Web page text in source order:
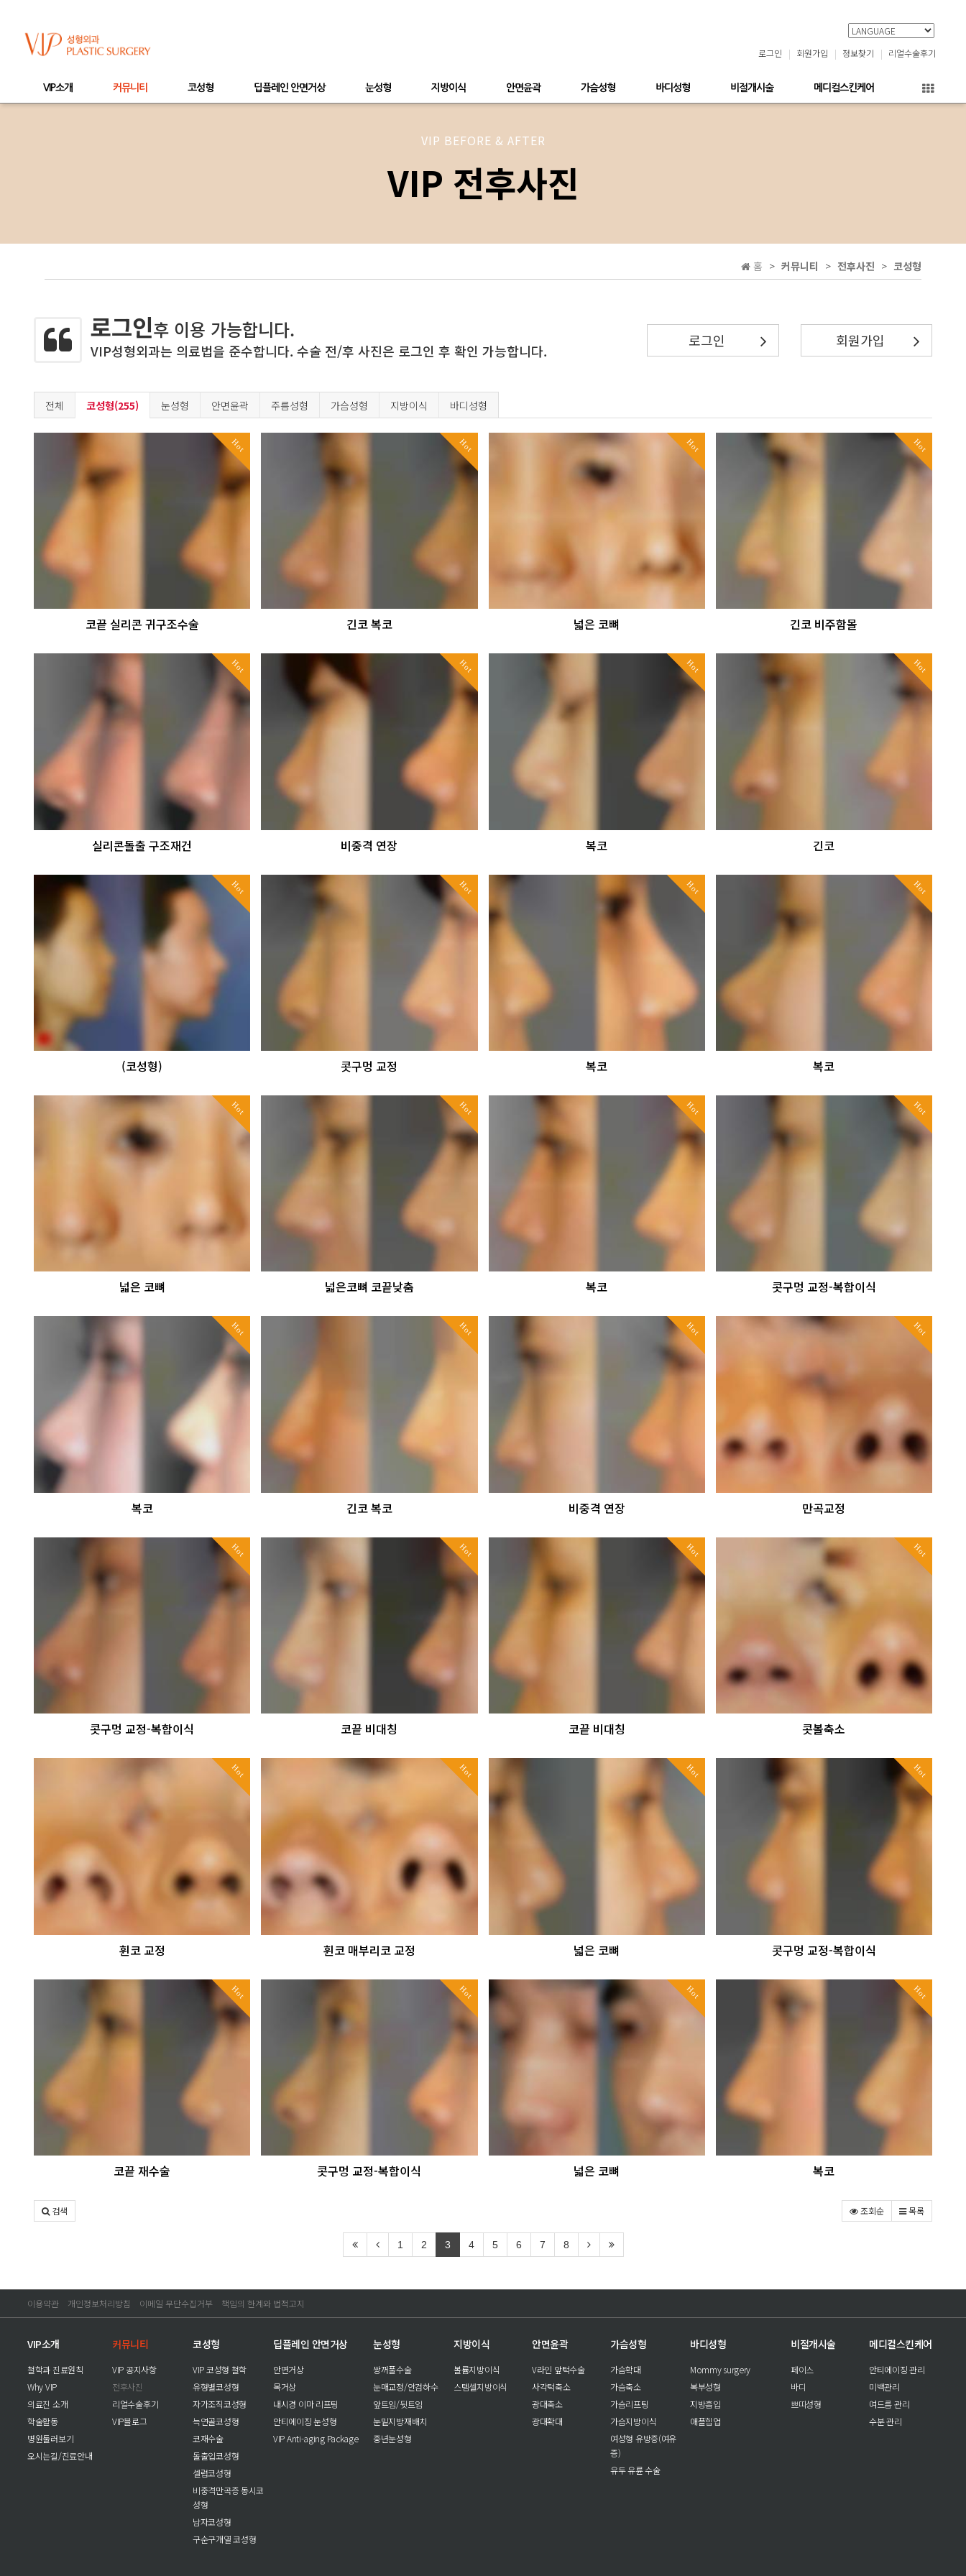
로그인 회원가입 정보찾기 리얼수술후기
VIP소개 커뮤니티 코성형 딥플레인 안면거상 눈성형 지방이식 안면윤곽 가슴성형 바디성형 비절개시술 메디컬스킨케어
VIP BEFORE & AFTER
VIP 전후사진
홈 커뮤니티 전후사진 코성형
로그인후 이용 가능합니다.
VIP성형외과는 의료법을 준수합니다. 수술 전/후 사진은 로그인 후 확인 가능합니다.
로그인 회원가입
전체 코성형(255) 눈성형 안면윤곽 주름성형 가슴성형 지방이식 바디성형
Hot
코끝 실리콘 귀구조수술
Hot
긴코 복코
Hot
넓은 코뼈
Hot
긴코 비주함몰
Hot
실리콘돌출 구조재건
Hot
비중격 연장
Hot
복코
Hot
긴코
Hot
(코성형)
Hot
콧구멍 교정
Hot
복코
Hot
복코
Hot
넓은 코뼈
Hot
넓은코뼈 코끝낮춤
Hot
복코
Hot
콧구멍 교정-복합이식
Hot
복코
Hot
긴코 복코
Hot
비중격 연장
Hot
만곡교정
Hot
콧구멍 교정-복합이식
Hot
코끝 비대칭
Hot
코끝 비대칭
Hot
콧볼축소
Hot
휜코 교정
Hot
휜코 매부리코 교정
Hot
넓은 코뼈
Hot
콧구멍 교정-복합이식
Hot
코끝 재수술
Hot
콧구멍 교정-복합이식
Hot
넓은 코뼈
Hot
복코
조회순 목록
검색
1 2 3 4 5 6 7 8
이용약관 개인정보처리방침 이메일 무단수집거부 책임의 한계와 법적고지
VIP소개
철학과 진료원칙
Why VIP
의료진 소개
학술활동
병원둘러보기
오시는길/진료안내
커뮤니티
VIP 공지사항
전후사진
리얼수술후기
VIP블로그
코성형
VIP 코성형 철학
유형별코성형
자가조직코성형
늑연골코성형
코재수술
돌출입코성형
셀럽코성형
비중격만곡증 동시코
성형
남자코성형
구순구개열 코성형
딥플레인 안면거상
안면거상
목거상
내시경 이마 리프팅
안티에이징 눈성형
VIP Anti-aging Package
눈성형
쌍꺼풀수술
눈매교정/안검하수
앞트임/뒷트임
눈밑지방재배치
중년눈성형
지방이식
볼륨지방이식
스템셀지방이식
안면윤곽
V라인 앞턱수술
사각턱축소
광대축소
광대확대
가슴성형
가슴확대
가슴축소
가슴리프팅
가슴지방이식
여성형 유방증(여유
증)
유두 유륜 수술
바디성형
Mommy surgery
복부성형
지방흡입
애플힙업
비절개시술
페이스
바디
쁘띠성형
메디컬스킨케어
안티에이징 관리
미백관리
여드름 관리
수분 관리